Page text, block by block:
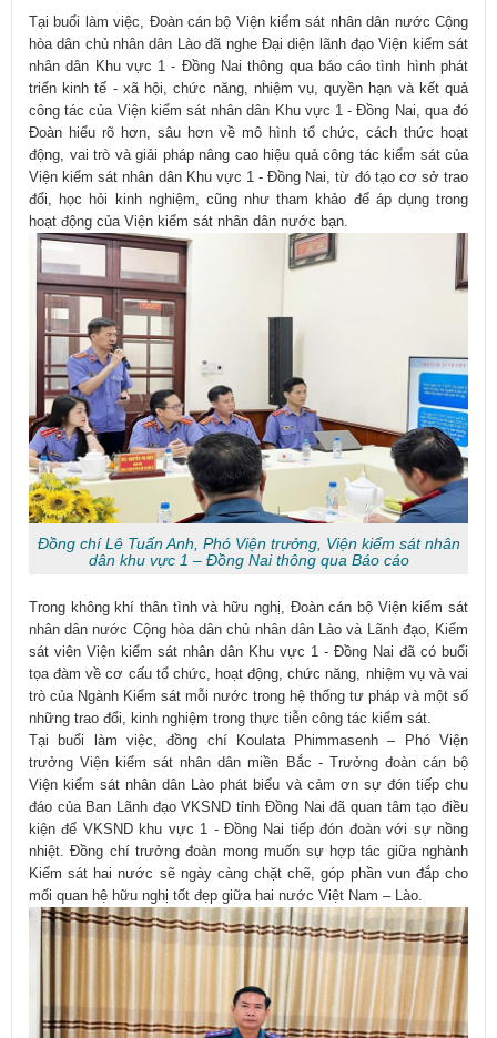
Tại buổi làm việc, Đoàn cán bộ Viện kiểm sát nhân dân nước Cộng
hòa dân chủ nhân dân Lào đã nghe Đại diện lãnh đạo Viện kiểm sát
nhân dân Khu vực 1 - Đồng Nai thông qua báo cáo tình hình phát
triển kinh tế - xã hội, chức năng, nhiệm vụ, quyền hạn và kết quả
công tác của Viện kiểm sát nhân dân Khu vực 1 - Đồng Nai, qua đó
Đoàn hiểu rõ hơn, sâu hơn về mô hình tổ chức, cách thức hoạt
động, vai trò và giải pháp nâng cao hiệu quả công tác kiểm sát của
Viện kiểm sát nhân dân Khu vực 1 - Đồng Nai, từ đó tạo cơ sở trao
đổi, học hỏi kinh nghiệm, cũng như tham khảo để áp dụng trong
hoạt động của Viện kiểm sát nhân dân nước bạn.
Đồng chí Lê Tuấn Anh, Phó Viện trưởng, Viện kiểm sát nhân
dân khu vực 1 – Đồng Nai thông qua Báo cáo
Trong không khí thân tình và hữu nghị, Đoàn cán bộ Viện kiểm sát
nhân dân nước Cộng hòa dân chủ nhân dân Lào và Lãnh đạo, Kiểm
sát viên Viện kiểm sát nhân dân Khu vực 1 - Đồng Nai đã có buổi
tọa đàm về cơ cấu tổ chức, hoạt động, chức năng, nhiệm vụ và vai
trò của Ngành Kiểm sát mỗi nước trong hệ thống tư pháp và một số
những trao đổi, kinh nghiệm trong thực tiễn công tác kiểm sát.
Tại buổi làm việc, đồng chí Koulata Phimmasenh – Phó Viện
trưởng Viện kiểm sát nhân dân miền Bắc - Trưởng đoàn cán bộ
Viện kiểm sát nhân dân Lào phát biểu và cảm ơn sự đón tiếp chu
đáo của Ban Lãnh đạo VKSND tỉnh Đồng Nai đã quan tâm tạo điều
kiện để VKSND khu vực 1 - Đồng Nai tiếp đón đoàn với sự nồng
nhiệt. Đồng chí trưởng đoàn mong muốn sự hợp tác giữa nghành
Kiểm sát hai nước sẽ ngày càng chặt chẽ, góp phần vun đắp cho
mối quan hệ hữu nghị tốt đẹp giữa hai nước Việt Nam – Lào.